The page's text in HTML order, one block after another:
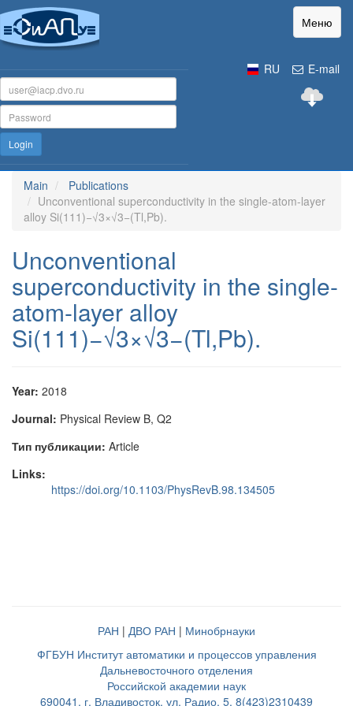
Меню
E-mail
RU
Login
Main
Publications
Unconventional superconductivity in the single-atom-layer
alloy Si(111)−√3×√3−(Tl,Pb).
Unconventional
superconductivity in the single-
atom-layer alloy
Si(111)−√3×√3−(Tl,Pb).
Year: 2018
Journal: Physical Review B, Q2
Тип публикации: Article
Links:
https://doi.org/10.1103/PhysRevB.98.134505
РАН | ДВО РАН | Минобрнауки
ФГБУН Институт автоматики и процессов управления
Дальневосточного отделения
Российской академии наук
690041, г. Владивосток, ул. Радио, 5, 8(423)2310439